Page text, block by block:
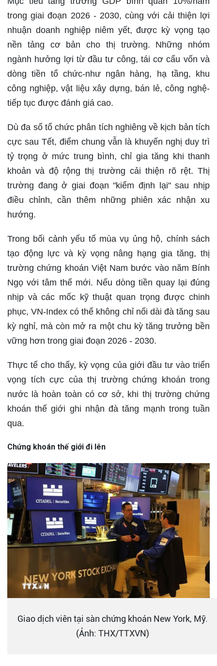
trong giai đoạn 2026 - 2030, cùng với cải thiện lợi
nhuận doanh nghiệp niêm yết, được kỳ vọng tạo
nền tảng cơ bản cho thị trường. Những nhóm
ngành hưởng lợi từ đầu tư công, tái cơ cấu vốn và
dòng tiền tổ chức-như ngân hàng, hạ tầng, khu
công nghiệp, vật liệu xây dựng, bán lẻ, công nghệ-
tiếp tục được đánh giá cao.
Dù đa số tổ chức phân tích nghiêng về kịch bản tích
cực sau Tết, điểm chung vẫn là khuyến nghị duy trì
tỷ trọng ở mức trung bình, chỉ gia tăng khi thanh
khoản và độ rộng thị trường cải thiện rõ rệt. Thị
trường đang ở giai đoạn "kiểm định lại" sau nhịp
điều chỉnh, cần thêm những phiên xác nhận xu
hướng.
Trong bối cảnh yếu tố mùa vụ ủng hộ, chính sách
tạo động lực và kỳ vọng nâng hạng gia tăng, thị
trường chứng khoán Việt Nam bước vào năm Bính
Ngọ với tâm thế mới. Nếu dòng tiền quay lại đúng
nhịp và các mốc kỹ thuật quan trọng được chinh
phục, VN-Index có thể không chỉ nối dài đà tăng sau
kỳ nghỉ, mà còn mở ra một chu kỳ tăng trưởng bền
vững hơn trong giai đoạn 2026 - 2030.
Thực tế cho thấy, kỳ vọng của giới đầu tư vào triển
vọng tích cực của thị trường chứng khoán trong
nước là hoàn toàn có cơ sở, khi thị trường chứng
khoán thế giới ghi nhận đà tăng mạnh trong tuần
qua.
Chứng khoán thế giới đi lên
Giao dịch viên tại sàn chứng khoán New York, Mỹ.
(Ảnh: THX/TTXVN)